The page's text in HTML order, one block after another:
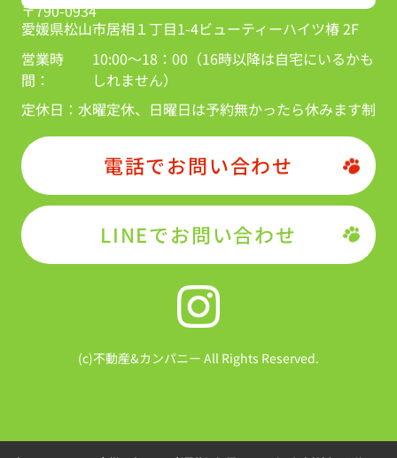
〒790-0934
愛媛県松山市居相１丁目1-4ビューティーハイツ椿 2F
営業時
間：
10:00～18：00（16時以降は自宅にいるかも
しれません）
定休日： 水曜定休、日曜日は予約無かったら休みます制
電話でお問い合わせ
LINEでお問い合わせ
(c)不動産&カンパニー All Rights Reserved.